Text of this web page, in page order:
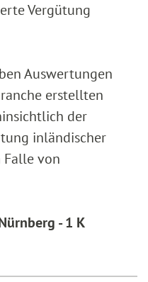
Vergütung
Auswertungen
erstellten
der
inländischer
Falle von
- 1 K